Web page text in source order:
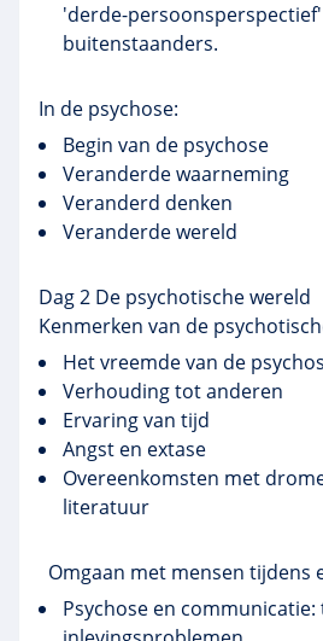
'derde-
buitenstaanders.
In de psychose:
Begin van de psychose
Veranderde waarneming
Veranderd denken
Veranderde wereld
Dag 2 De psychotische wereld
Kenmerken van de
Het vreemde van de
Verhouding tot anderen
Ervaring van tijd
Angst en extase
Overeenkomsten met
literatuur
Omgaan met mensen tijdens
Psychose en communicatie: